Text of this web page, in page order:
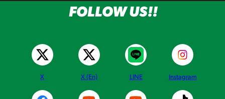
FOLLOW US!!
X X (En) LINE Instagram